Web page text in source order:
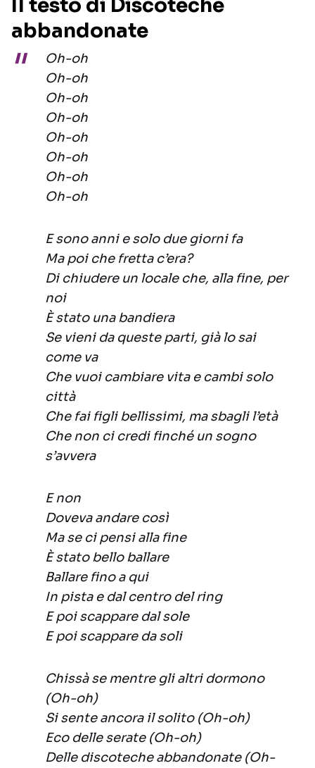
Il testo di Discoteche
abbandonate
Oh-oh
Oh-oh
Oh-oh
Oh-oh
Oh-oh
Oh-oh
Oh-oh
Oh-oh
E sono anni e solo due giorni fa
Ma poi che fretta c’era?
Di chiudere un locale che, alla fine, per
noi
È stato una bandiera
Se vieni da queste parti, già lo sai
come va
Che vuoi cambiare vita e cambi solo
città
Che fai figli bellissimi, ma sbagli l’età
Che non ci credi finché un sogno
s’avvera
E non
Doveva andare così
Ma se ci pensi alla fine
È stato bello ballare
Ballare fino a qui
In pista e dal centro del ring
E poi scappare dal sole
E poi scappare da soli
Chissà se mentre gli altri dormono
(Oh-oh)
Si sente ancora il solito (Oh-oh)
Eco delle serate (Oh-oh)
Delle discoteche abbandonate (Oh-